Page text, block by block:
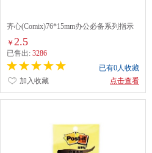
齐心(Comix)76*15mm办公必备系列指示
￥ 2.5
已售出: 3286
已有0人收藏
点击查看
加入收藏